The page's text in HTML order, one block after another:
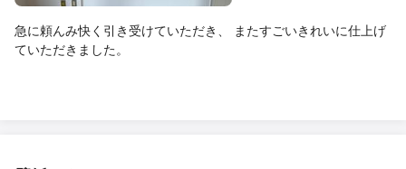
急に頼んみ快く引き受けていただき、 またすごいきれいに仕上げ
ていただきました。